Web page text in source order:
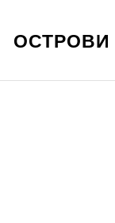
ОСТРОВИ